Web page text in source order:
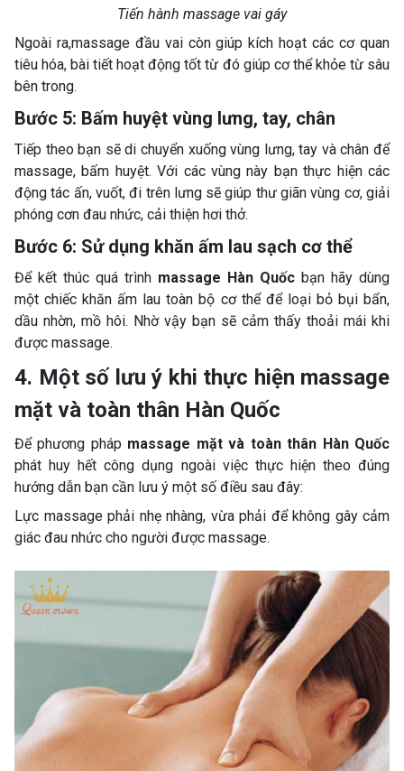
Tiến hành massage vai gáy
Ngoài ra,massage đầu vai còn giúp kích hoạt các cơ quan
tiêu hóa, bài tiết hoạt động tốt từ đó giúp cơ thể khỏe từ sâu
bên trong.
Bước 5: Bấm huyệt vùng lưng, tay, chân
Tiếp theo bạn sẽ di chuyển xuống vùng lưng, tay và chân để
massage, bấm huyệt. Với các vùng này bạn thực hiện các
động tác ấn, vuốt, đi trên lưng sẽ giúp thư giãn vùng cơ, giải
phóng cơn đau nhức, cải thiện hơi thở.
Bước 6: Sử dụng khăn ấm lau sạch cơ thể
Để kết thúc quá trình massage Hàn Quốc bạn hãy dùng
một chiếc khăn ấm lau toàn bộ cơ thể để loại bỏ bụi bẩn,
dầu nhờn, mồ hôi. Nhờ vậy bạn sẽ cảm thấy thoải mái khi
được massage.
4. Một số lưu ý khi thực hiện massage
mặt và toàn thân Hàn Quốc
Để phương pháp massage mặt và toàn thân Hàn Quốc
phát huy hết công dụng ngoài việc thực hiện theo đúng
hướng dẫn bạn cần lưu ý một số điều sau đây:
Lực massage phải nhẹ nhàng, vừa phải để không gây cảm
giác đau nhức cho người được massage.